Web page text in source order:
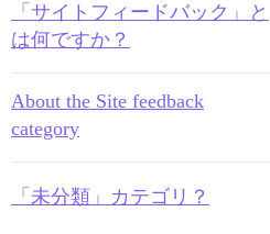
「サイトフィードバック」と
は何ですか？
About the Site feedback
category
「未分類」カテゴリ？